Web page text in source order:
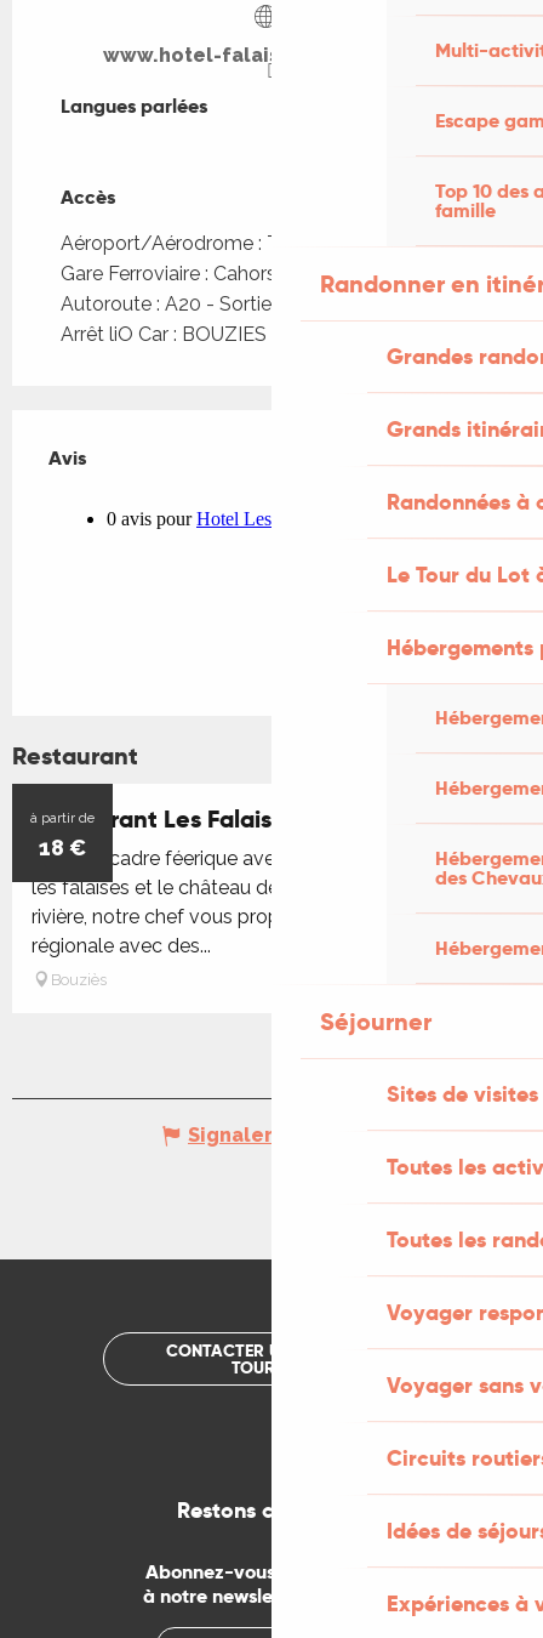
Multi-
Escape
Top 10 des
famille
Randonner en
Grandes
Grands
Randonnées
Le Tour du Lot
des
Séjourner
Sites de visites
Toutes les
Toutes les
Voyager
Voyager sans
Circuits
Idées de
Expériences à
www.hotel-falaises-bouzies46.fr
Langues parlées
Langues parlées
Accès
Accès
Aéroport/Aérodrome : Toulouse à 120km
Gare Ferroviaire : Cahors à 28km
Autoroute : A20 - Sortie 57 ou 58 à 20km
Arrêt liO Car : BOUZIES - Pont à 260m
Avis
Avis
Restaurant
à partir de
18 €
Restaurant Les Falaises
Dans un cadre féerique avec une vue imprenable sur
les falaises et le château des Anglais, au bord de la
rivière, notre chef vous propose une cuisine typique
régionale avec des...
Bouziès
Signaler une erreur
CONTACTER UN OFFICE DE
TOURISME
Restons connectés
Abonnez-vous gratuitement
à notre newsletter mensuelle